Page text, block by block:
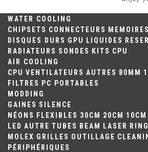
TUNING-PC
WATER COOLING
CHIPSETS CONNECTEURS MEMOIRES
DISQUES DURS GPU LIQUIDES
RADIATEURS SONDES KITS CPU
AIR COOLING
CPU VENTILATEURS AUTRES 80MM
FILTRES
PC PORTABLES
MODDING
GAINES SILENCE
NÉONS
FLEXIBLES 30CM 20CM 10CM
LED AUTRE TUBES BEAM LASER
MOLEX GRILLES OUTILLAGE
PÉRIPHÉRIQUES